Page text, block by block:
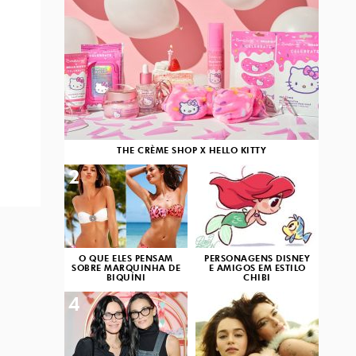
THE CRÈME SHOP X HELLO KITTY
O QUE ELES PENSAM
SOBRE MARQUINHA DE
BIQUÍNI
2
PERSONAGENS DISNEY
E AMIGOS EM ESTILO
CHIBI
3
4